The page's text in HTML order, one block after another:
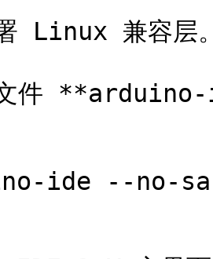
Linux 兼容层
文件 **arduino-
ide --no-